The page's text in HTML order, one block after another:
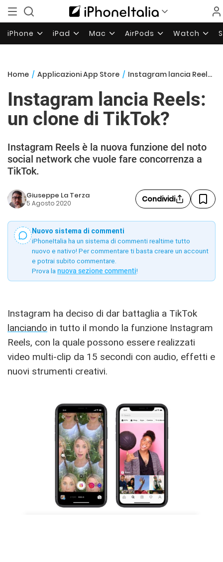
iPhone iPad Mac AirPods Watch
Home / Applicazioni App Store / Instagram lancia Reels: un clone di TikTok?
Instagram lancia Reels:
un clone di TikTok?
Instagram Reels è la nuova funzione del noto
social network che vuole fare concorrenza a
TikTok.
Giuseppe La Terza
5 Agosto 2020 Condividi
Nuovo sistema di commenti
iPhoneItalia ha un sistema di commenti realtime tutto
nuovo e nativo! Per commentare ti basta creare un account
e potrai subito commentare.
Prova la nuova sezione commenti!
Instagram ha deciso di dar battaglia a TikTok
lanciando in tutto il mondo la funzione Instagram
Reels, con la quale possono essere realizzati
video multi-clip da 15 secondi con audio, effetti e
nuovi strumenti creativi.